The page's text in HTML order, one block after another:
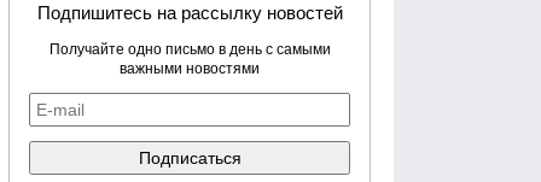
Подпишитесь на рассылку новостей
Получайте одно письмо в день с самыми
важными новостями